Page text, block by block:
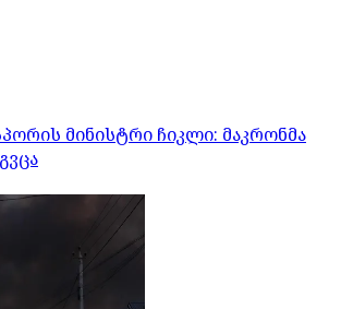
მინისტრი ჩიკლი: მაკრონმა